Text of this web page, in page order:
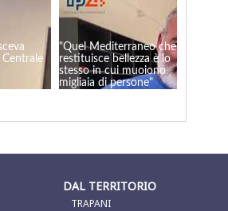
Centrale
"Quel Mediterraneo che
restituisce bellezza è lo
stesso in cui muoiono
migliaia di persone"
DAL TERRITORIO
TRAPANI